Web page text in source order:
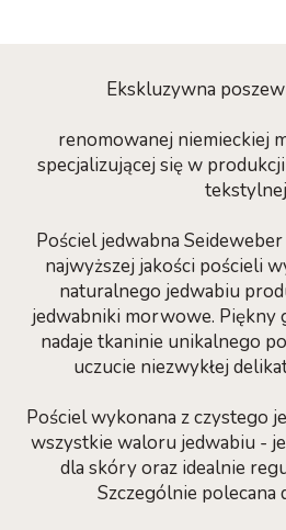
Ekskluzywna
renomowanej niemieckiej
specjalizującej się w
tekstylnej
Pościel jedwabna
najwyższej jakości pościeli
naturalnego jedwabiu
jedwabniki morwowe. Piękny
nadaje tkaninie unikalnego
uczucie niezwykłej
Pościel wykonana z czystego
wszystkie waloru jedwabiu -
dla skóry oraz idealnie
Szczególnie polecana